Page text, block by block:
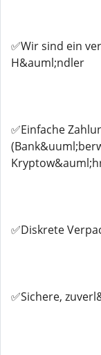
✅Wir sind ein
H&auml;ndler
✅Einfache
✅Diskrete
✅Sichere,